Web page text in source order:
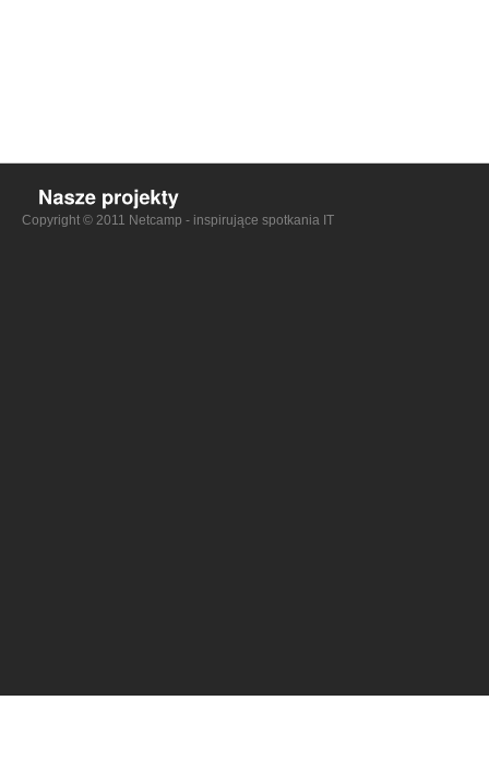
Copyright © 2011 Netcamp - inspirujące spotkania IT